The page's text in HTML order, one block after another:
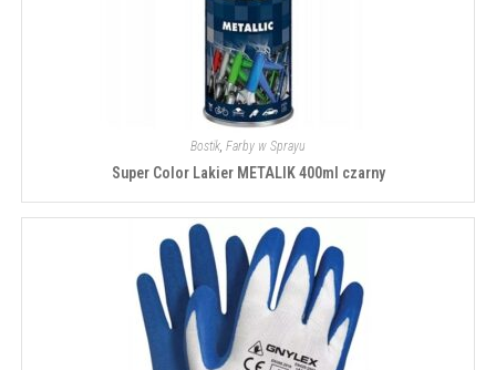
Bostik, Farby w Sprayu
Super Color Lakier METALIK 400ml czarny